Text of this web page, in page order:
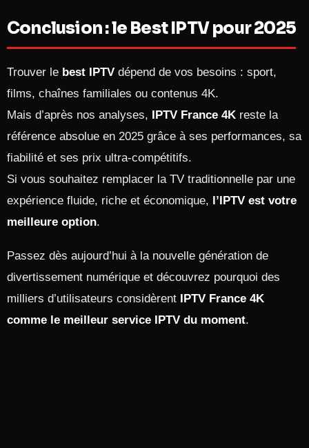
Conclusion : le Best IPTV pour 2025
Trouver le best IPTV dépend de vos besoins : sport,
films, chaînes familiales ou contenus 4K.
Mais d’après nos analyses, IPTV France 4K reste la
référence absolue en 2025 grâce à ses performances, sa
fiabilité et ses prix ultra-compétitifs.
Si vous souhaitez remplacer la TV traditionnelle par une
expérience fluide, riche et économique, l’IPTV est votre
meilleure option.
Passez dès aujourd’hui à la nouvelle génération de
divertissement numérique et découvrez pourquoi des
milliers d’utilisateurs considèrent IPTV France 4K
comme le meilleur service IPTV du moment.